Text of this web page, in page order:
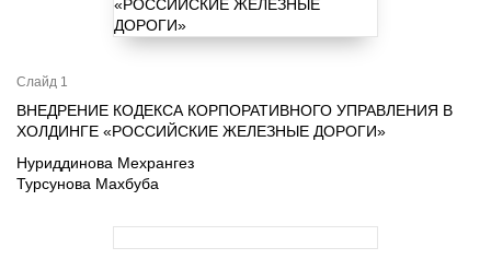
Слайд 1
ВНЕДРЕНИЕ КОДЕКСА КОРПОРАТИВНОГО УПРАВЛЕНИЯ В
ХОЛДИНГЕ «РОССИЙСКИЕ ЖЕЛЕЗНЫЕ ДОРОГИ»
Нуриддинова Мехрангез
Турсунова Махбуба